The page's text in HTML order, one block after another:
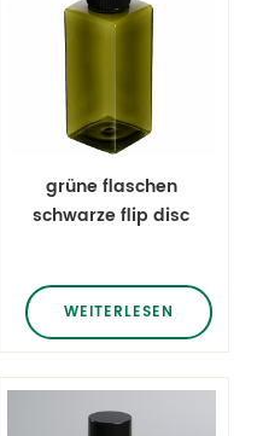
grüne flaschen
schwarze flip disc
flaschen mit 120 ml
lotion
WEITERLESEN